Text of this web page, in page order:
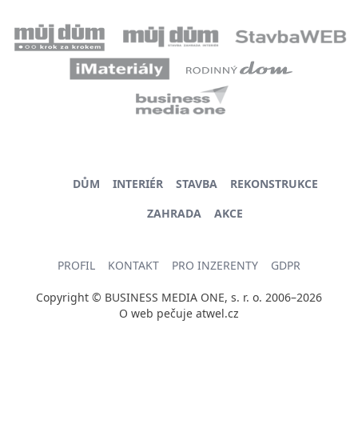
DŮM INTERIÉR STAVBA
REKONSTRUKCE
ZAHRADA
AKCE
PROFIL KONTAKT PRO INZERENTY GDPR
Copyright © BUSINESS MEDIA ONE, s. r. o. 2006–2026